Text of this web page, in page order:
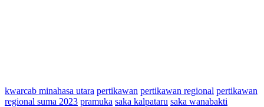
kwarcab minahasa utara pertikawan pertikawan regional pertikawan
regional suma 2023 pramuka saka kalpataru saka wanabakti